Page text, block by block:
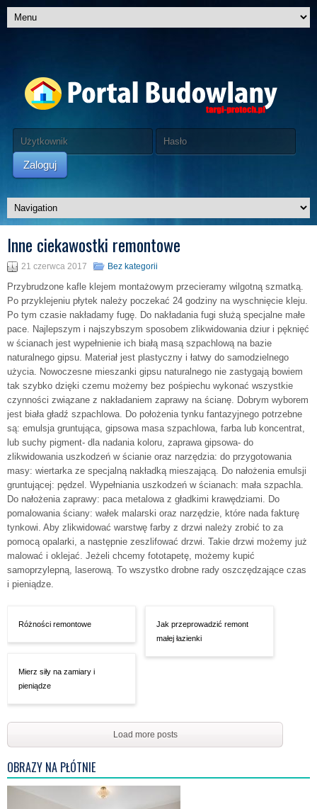
Zaloguj
Inne ciekawostki remontowe
21 czerwca 2017 Bez kategorii
Przybrudzone kafle klejem montażowym przecieramy wilgotną szmatką.
Po przyklejeniu płytek należy poczekać 24 godziny na wyschnięcie kleju.
Po tym czasie nakładamy fugę. Do nakładania fugi służą specjalne małe
pace. Najlepszym i najszybszym sposobem zlikwidowania dziur i pęknięć
w ścianach jest wypełnienie ich białą masą szpachlową na bazie
naturalnego gipsu. Materiał jest plastyczny i łatwy do samodzielnego
użycia. Nowoczesne mieszanki gipsu naturalnego nie zastygają bowiem
tak szybko dzięki czemu możemy bez pośpiechu wykonać wszystkie
czynności związane z nakładaniem zaprawy na ścianę. Dobrym wyborem
jest biała gładź szpachlowa. Do położenia tynku fantazyjnego potrzebne
są: emulsja gruntująca, gipsowa masa szpachlowa, farba lub koncentrat,
lub suchy pigment- dla nadania koloru, zaprawa gipsowa- do
zlikwidowania uszkodzeń w ścianie oraz narzędzia: do przygotowania
masy: wiertarka ze specjalną nakładką mieszającą. Do nałożenia emulsji
gruntującej: pędzel. Wypełniania uszkodzeń w ścianach: mała szpachla.
Do nałożenia zaprawy: paca metalowa z gładkimi krawędziami. Do
pomalowania ściany: wałek malarski oraz narzędzie, które nada fakturę
tynkowi. Aby zlikwidować warstwę farby z drzwi należy zrobić to za
pomocą opalarki, a następnie zeszlifować drzwi. Takie drzwi możemy już
malować i oklejać. Jeżeli chcemy fototapetę, możemy kupić
samoprzylepną, laserową. To wszystko drobne rady oszczędzające czas
i pieniądze.
Różności remontowe
Mierz siły na zamiary i
pieniądze
Jak przeprowadzić remont
małej łazienki
Load more posts
OBRAZY NA PŁÓTNIE